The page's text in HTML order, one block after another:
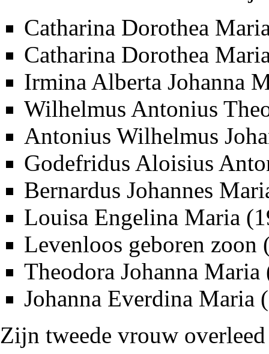
Catharina Dorothea
Catharina Dorothea
Irmina Alberta Johanna
Wilhelmus Antonius
Antonius Wilhelmus
Godefridus Aloisius
Bernardus Johannes
Louisa Engelina Maria (
Levenloos geboren zoon
Theodora Johanna Maria
Johanna Everdina Maria (
Zijn tweede vrouw